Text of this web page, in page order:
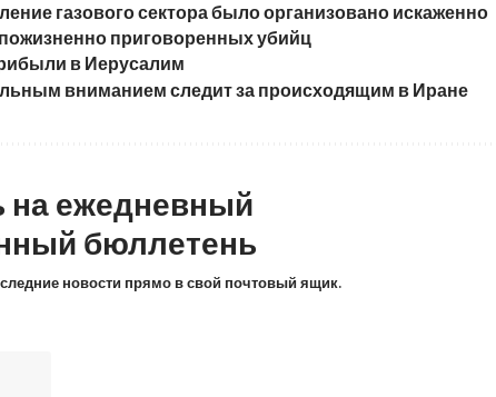
газового сектора было организовано искаженно
приговоренных убийц
в Иерусалим
вниманием следит за происходящим в Иране
на ежедневный
бюллетень
новости прямо в свой почтовый ящик.